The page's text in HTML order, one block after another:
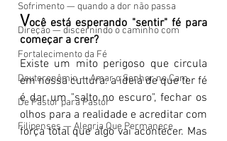
Sofrimento — quando a dor não passa
Direção — discernindo o caminho com
Fortalecimento da Fé
Deuteronômio — Amar o Senhor no Cam
De Pastor para Pastor
Filipenses — Alegria Que Permanece
Você está esperando "sentir" fé para
começar a crer?
Existe um mito perigoso que circula
em nossa cultura: a ideia de que ter fé
é dar um "salto no escuro", fechar os
olhos para a realidade e acreditar com
força total que algo vai acontecer. Mas